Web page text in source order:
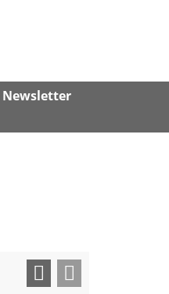
Newsletter